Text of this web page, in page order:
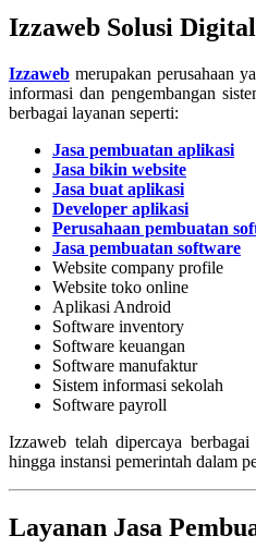
Izzaweb Solusi
Izzaweb merupakan perusahaan
informasi dan pengembangan
berbagai layanan seperti:
Jasa pembuatan aplikasi
Jasa bikin website
Jasa buat aplikasi
Developer aplikasi
Perusahaan pembuatan
Jasa pembuatan software
Website company profile
Website toko online
Aplikasi Android
Software inventory
Software keuangan
Software manufaktur
Sistem informasi sekolah
Software payroll
Izzaweb telah dipercaya
hingga instansi pemerintah dalam
Layanan Jasa